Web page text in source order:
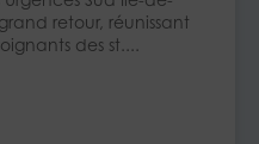
retour, réunissant
des st....